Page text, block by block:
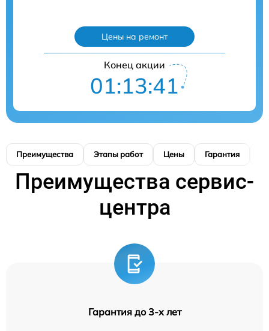
Цены на ремонт
Конец акции
01:13:41
Преимущества Этапы работ Цены Гарантия
Преимущества сервис-
центра
Гарантия до 3-х лет